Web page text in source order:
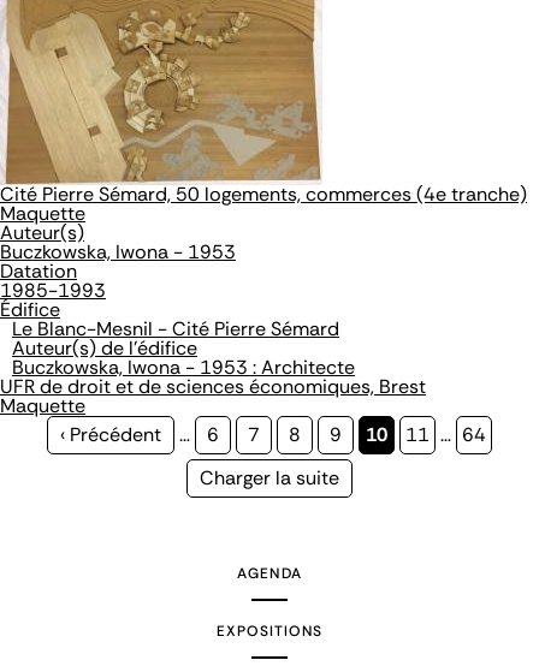
Cité Pierre Sémard, 50 logements, commerces (4e tranche)
Maquette
Auteur(s)
Buczkowska, Iwona - 1953
Datation
1985-1993
Édifice
Le Blanc-Mesnil - Cité Pierre Sémard
Auteur(s) de l'édifice
Buczkowska, Iwona - 1953 : Architecte
UFR de droit et de sciences économiques, Brest
Maquette
Page
‹ Précédent … Page
6 Page
7 Page
8 Page
9
Page
10 Page
11 … Page
64
Page
Charger la suite
AGENDA
EXPOSITIONS